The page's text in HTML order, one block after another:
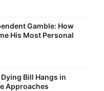
Gamble: How
His Most Personal
Bill Hangs in
Approaches